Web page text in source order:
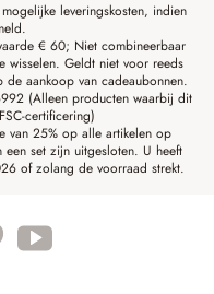
leveringskosten, indien
€ 60; Niet combineerbaar
wisselen. Geldt niet voor reeds
aankoop van cadeaubonnen.
(Alleen producten waarbij dit
certificering)
van 25% op alle artikelen op
set zijn uitgesloten. U heeft
of zolang de voorraad strekt.